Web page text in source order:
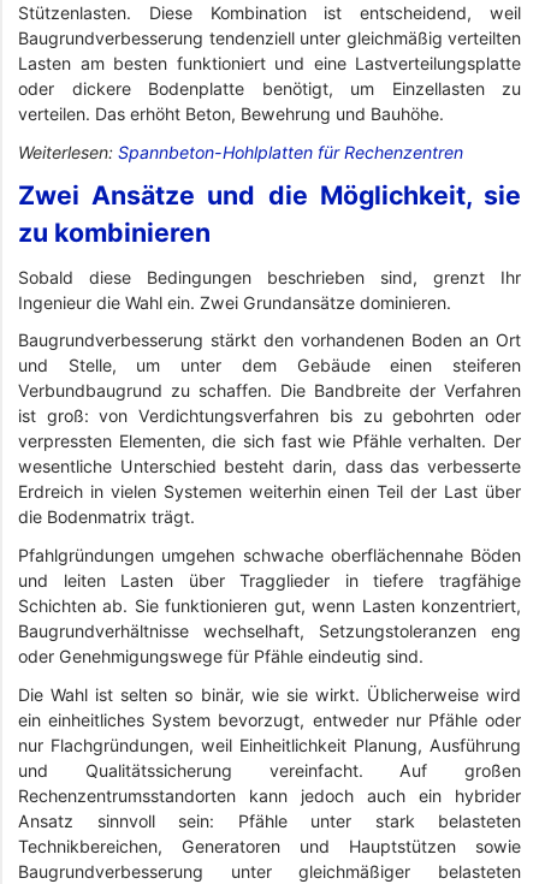
Stützenlasten. Diese Kombination ist entscheidend, weil
Baugrundverbesserung tendenziell unter gleichmäßig verteilten
Lasten am besten funktioniert und eine Lastverteilungsplatte
oder dickere Bodenplatte benötigt, um Einzellasten zu
verteilen. Das erhöht Beton, Bewehrung und Bauhöhe.
Weiterlesen: Spannbeton-Hohlplatten für Rechenzentren
Zwei Ansätze und die Möglichkeit, sie
zu kombinieren
Sobald diese Bedingungen beschrieben sind, grenzt Ihr
Ingenieur die Wahl ein. Zwei Grundansätze dominieren.
Baugrundverbesserung stärkt den vorhandenen Boden an Ort
und Stelle, um unter dem Gebäude einen steiferen
Verbundbaugrund zu schaffen. Die Bandbreite der Verfahren
ist groß: von Verdichtungsverfahren bis zu gebohrten oder
verpressten Elementen, die sich fast wie Pfähle verhalten. Der
wesentliche Unterschied besteht darin, dass das verbesserte
Erdreich in vielen Systemen weiterhin einen Teil der Last über
die Bodenmatrix trägt.
Pfahlgründungen umgehen schwache oberflächennahe Böden
und leiten Lasten über Tragglieder in tiefere tragfähige
Schichten ab. Sie funktionieren gut, wenn Lasten konzentriert,
Baugrundverhältnisse wechselhaft, Setzungstoleranzen eng
oder Genehmigungswege für Pfähle eindeutig sind.
Die Wahl ist selten so binär, wie sie wirkt. Üblicherweise wird
ein einheitliches System bevorzugt, entweder nur Pfähle oder
nur Flachgründungen, weil Einheitlichkeit Planung, Ausführung
und Qualitätssicherung vereinfacht. Auf großen
Rechenzentrumsstandorten kann jedoch auch ein hybrider
Ansatz sinnvoll sein: Pfähle unter stark belasteten
Technikbereichen, Generatoren und Hauptstützen sowie
Baugrundverbesserung unter gleichmäßiger belasteten